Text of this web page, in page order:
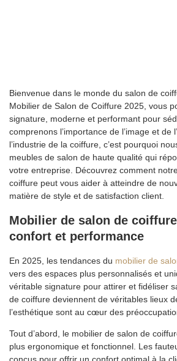
Bienvenue dans le monde du salon de
Mobilier de Salon de Coiffure 2025, vous
signature, moderne et performant pour
comprenons l’importance de l’image et de
l’industrie de la coiffure, c’est pourquoi
meubles de salon de haute qualité qui
votre entreprise. Découvrez comment
coiffure peut vous aider à atteindre de
matière de style et de satisfaction client.
Mobilier de salon de
confort et performance
En 2025, les tendances du mobilier de
vers des espaces plus personnalisés et
véritable signature pour attirer et fidéliser
de coiffure deviennent de véritables lieux
l’esthétique sont au cœur des
Tout d’abord, le mobilier de salon de
plus ergonomique et fonctionnel. Les